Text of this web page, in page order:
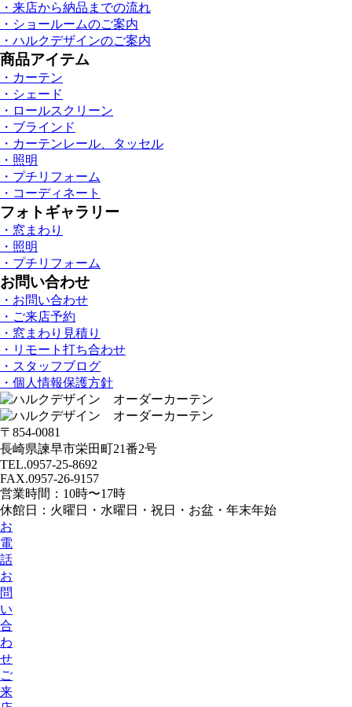
・来店から納品までの流れ
・ショールームのご案内
・ハルクデザインのご案内
商品アイテム
・カーテン
・シェード
・ロールスクリーン
・ブラインド
・カーテンレール、タッセル
・照明
・プチリフォーム
・コーディネート
フォトギャラリー
・窓まわり
・照明
・プチリフォーム
お問い合わせ
・お問い合わせ
・ご来店予約
・窓まわり見積り
・リモート打ち合わせ
・スタッフブログ
・個人情報保護方針
〒854-0081
長崎県諫早市栄田町21番2号
TEL.0957-25-8692
FAX.0957-26-9157
営業時間：10時〜17時
休館日：火曜日・水曜日・祝日・お盆・年末年始
お
電
話
お
問
い
合
わ
せ
ご
来